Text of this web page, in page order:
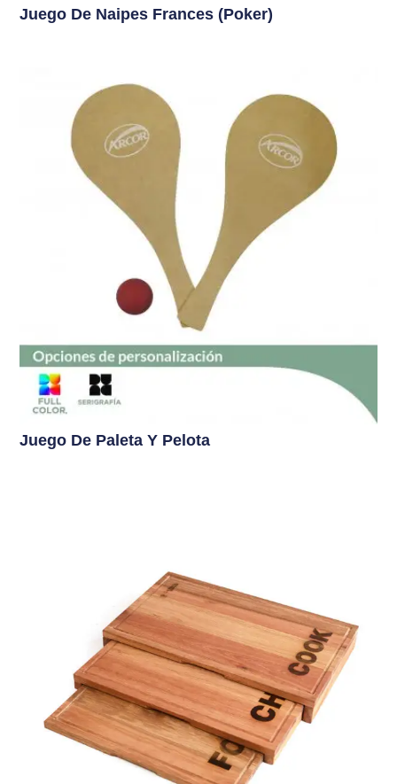
Juego De Naipes Frances (Poker)
Juego De Paleta Y Pelota